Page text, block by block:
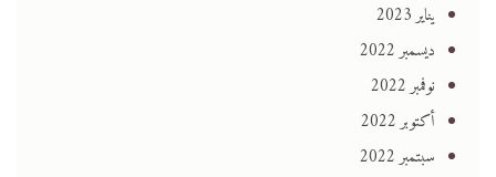
يناير 2023
ديسمبر 2022
نوفمبر 2022
أكتوبر 2022
سبتمبر 2022